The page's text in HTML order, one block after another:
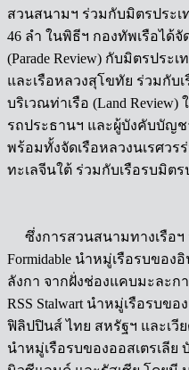
สวนสนามฯ ร่วมกับมิตรประเ
46 ลำ ในพิธีฯ กองทัพเรือได้
(Parade Review) กับมิตรประ
และเรือหลวงสุโขทัย ร่วมกับ
บริเวณท่าเรือ (Land
รถประธานฯ และผู้บังคับบัญ
พร้อมทั้งจัดเรือหลวงนเรศวร
ทะเลจีนใต้ ร่วมกับเรือรบมิตร
ซึ่งการสวนสนามทางเรือฯ
Formidable นำหมู่เรือรบของ
ลังกา จากฝั่งช่องแคบมะละก
RSS Stalwart นำหมู่เรือรบข
ฟิลิปปินส์ ไทย สหรัฐฯ และเวีย
นำหมู่เรือรบของออสเตรเลีย